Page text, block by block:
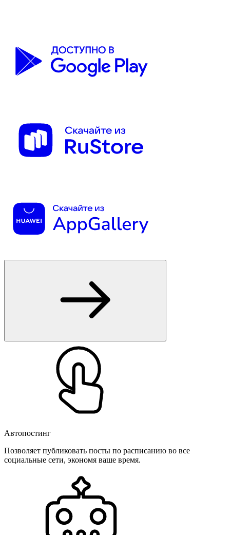
Автопостинг
Позволяет публиковать посты по расписанию во все
социальные сети, экономя ваше время.